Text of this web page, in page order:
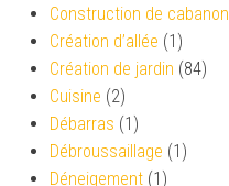
Construction de cabanon
Création d’allée (1)
Création de jardin (84)
Cuisine (2)
Débarras (1)
Débroussaillage (1)
Déneigement (1)